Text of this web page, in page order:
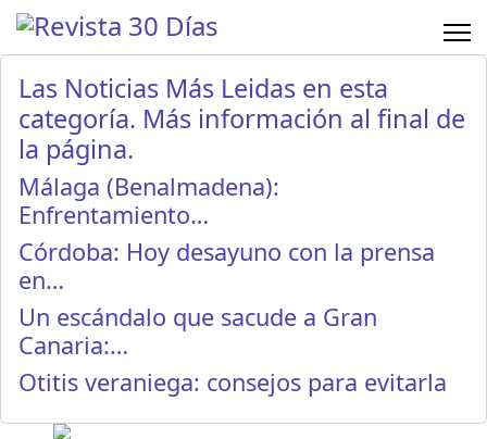
Las Noticias Más Leidas en esta
categoría. Más información al final de
la página.
Málaga (Benalmadena):
Enfrentamiento…
Córdoba: Hoy desayuno con la prensa
en…
Un escándalo que sacude a Gran
Canaria:…
Otitis veraniega: consejos para evitarla